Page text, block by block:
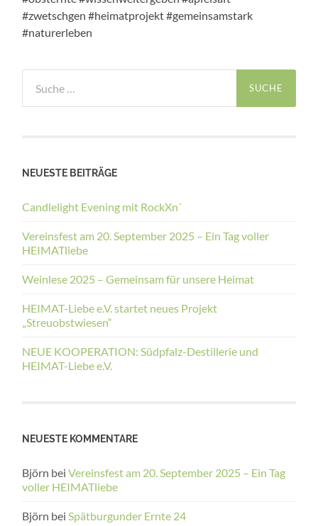
#zwetschgen #heimatprojekt #gemeinsamstark
#naturerleben
nach:
NEUESTE BEITRÄGE
Candlelight Evening mit RockXn´
Vereinsfest am 20. September 2025 – Ein Tag voller
HEIMATliebe
Weinlese 2025 – Gemeinsam für unsere Heimat
HEIMAT-Liebe e.V. startet neues Projekt
„Streuobstwiesen“
NEUE KOOPERATION: Südpfalz-Destillerie und
HEIMAT-Liebe e.V.
NEUESTE KOMMENTARE
Björn beiVereinsfest am 20. September 2025 – Ein Tag
voller HEIMATliebe
Björn beiSpätburgunder Ernte 24